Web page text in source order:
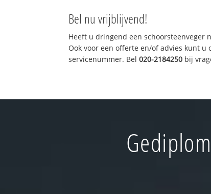
Bel nu vrijblijvend!
Heeft u dringend een schoorsteenveger
Ook voor een offerte en/of advies kunt u
servicenummer. Bel020-2184250 bij